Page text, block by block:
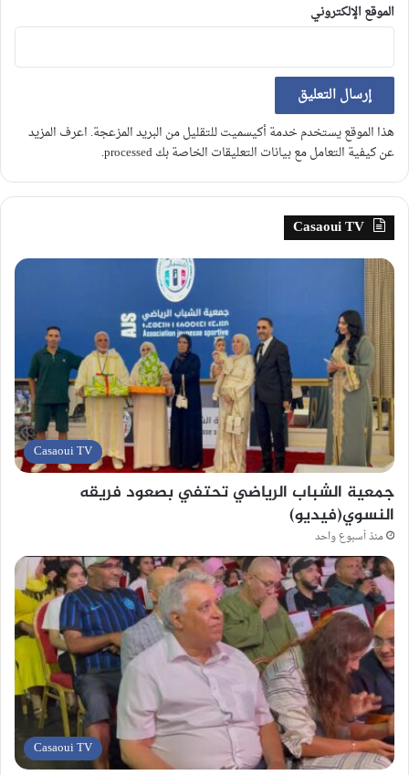
الموقع الإلكتروني
هذا الموقع يستخدم خدمة أكيسميت للتقليل من البريد المزعجة. اعرف المزيد
عن كيفية التعامل مع بيانات التعليقات الخاصة بك processed
.
Casaoui TV
Casaoui TV
جمعية الشباب الرياضي تحتفي بصعود فريقه
النسوي(فيديو)
منذ أسبوع واحد
Casaoui TV